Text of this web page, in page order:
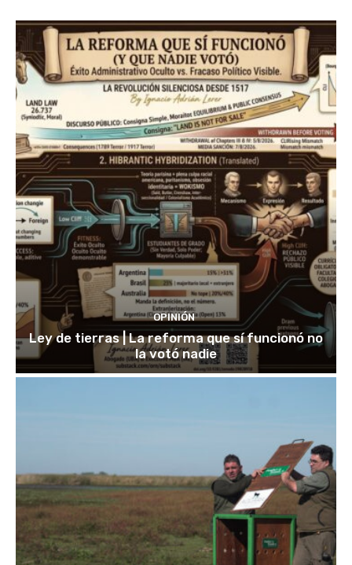
OPINIÓN
Ley de tierras | La reforma que sí funcionó no
la votó nadie